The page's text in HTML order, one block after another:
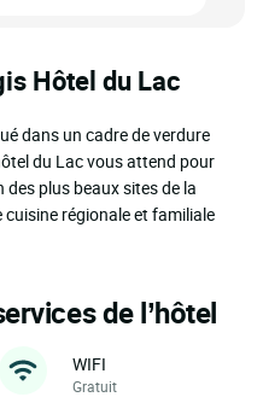
Hôtel du Lac
dans un cadre de verdure
du Lac vous attend pour
plus beaux sites de la
régionale et familiale
de l’hôtel
WIFI
Gratuit